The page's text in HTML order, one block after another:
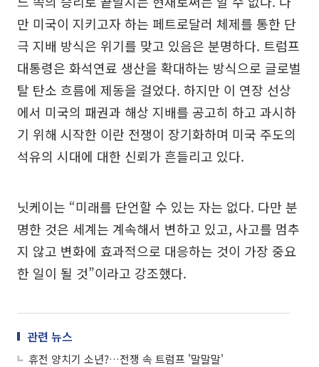
만 미국이 지키고자 하는 페트로달러 체제를 통한 단
극 지배 방식은 위기를 맞고 있음은 분명하다. 트럼프
대통령은 화석연료 생산을 확대하는 방식으로 글로벌
탈 탄소 흐름에 제동을 걸었다. 하지만 이 연장 선상
에서 미국의 패권과 해상 지배를 공고히 하고 과시하
기 위해 시작한 이란 전쟁이 장기화하며 미국 주도의
석유의 시대에 대한 신뢰가 흔들리고 있다.
닛케이는 “미래를 단언할 수 있는 자는 없다. 다만 분
명한 것은 세계는 계속해서 변하고 있고, 사고를 멈추
지 않고 변화에 효과적으로 대응하는 것이 가장 중요
한 일이 될 것”이라고 강조했다.
관련 뉴스
휴전 양치기 소년?…전쟁 속 트럼프 '말말말'